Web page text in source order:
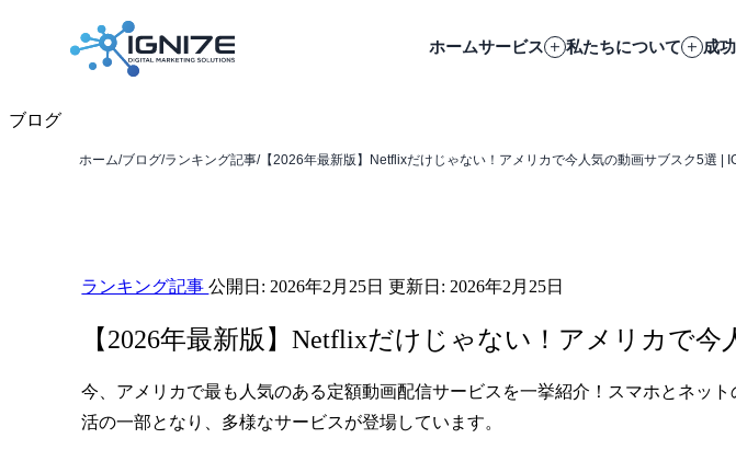
ホームサービス 私たちについて 成
ブログ
ホーム/ブログ/ランキング記事/【2026年最新版】Netflixだけじゃない！アメリカで今人気の動画サブスク5選 |
ランキング記事公開日: 2026年2月25日 更新日: 2026年2月25日
【2026年最新版】Netflixだけじゃない！アメリカで
今、アメリカで最も人気のある定額動画配信サービスを一挙紹介！スマホとネッ
活の一部となり、多様なサービスが登場しています。